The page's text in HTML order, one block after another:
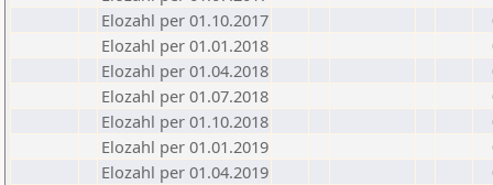
Elozahl per 01.10.2017
Elozahl per 01.01.2018
Elozahl per 01.04.2018
Elozahl per 01.07.2018
Elozahl per 01.10.2018
Elozahl per 01.01.2019
Elozahl per 01.04.2019